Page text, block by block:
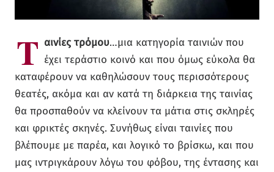
Τ αινίες τρόμου…μια κατηγορία ταινιών που
έχει τεράστιο κοινό και που όμως εύκολα θα
καταφέρουν να καθηλώσουν τους περισσότερους
θεατές, ακόμα και αν κατά τη διάρκεια της ταινίας
θα προσπαθούν να κλείνουν τα μάτια στις σκληρές
και φρικτές σκηνές. Συνήθως είναι ταινίες που
βλέπουμε με παρέα, και λογικό το βρίσκω, και που
μας ιντριγκάρουν λόγω του φόβου, της έντασης και